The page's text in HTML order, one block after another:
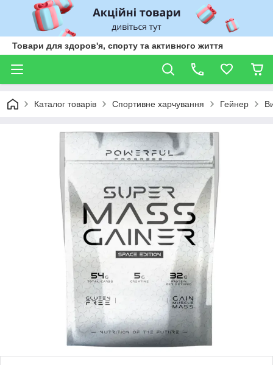
Товари для здоров'я, спорту та активного життя
Каталог товарів Спортивне харчування Гейнер